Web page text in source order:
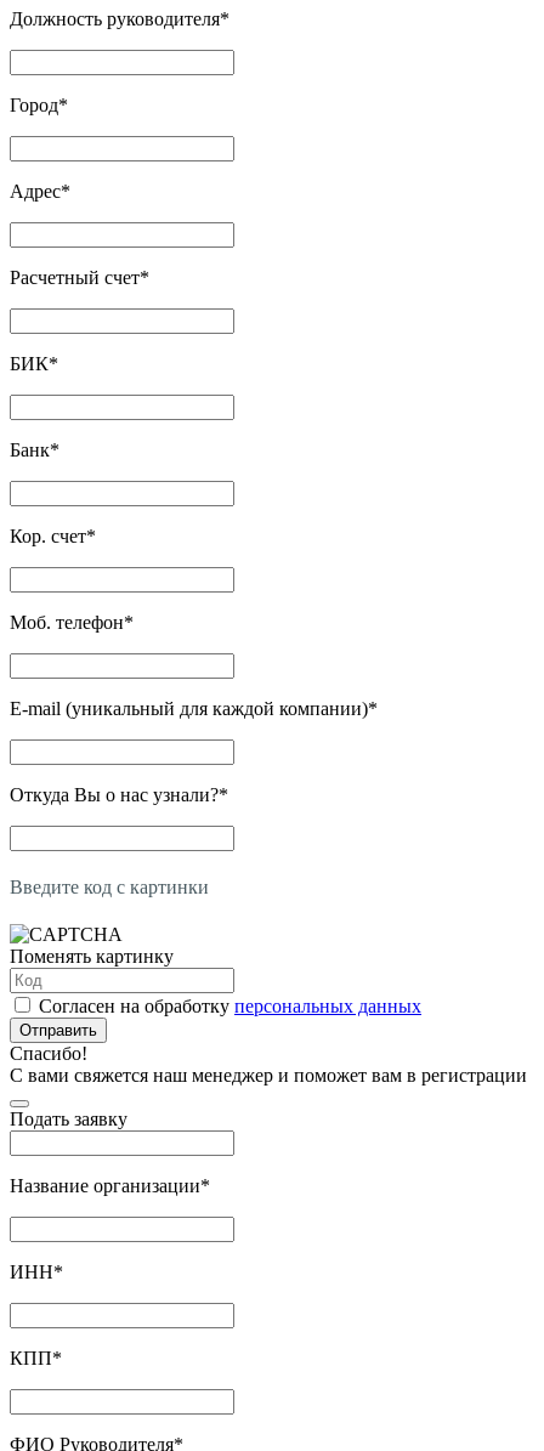
Должность руководителя*
Город*
Адрес*
Расчетный счет*
БИК*
Банк*
Кор. счет*
Моб. телефон*
E-mail (уникальный для каждой компании)*
Откуда Вы о нас узнали?*
Введите код с картинки
Поменять картинку
Согласен на обработку персональных данных
Отправить
Спасибо!
С вами свяжется наш менеджер и поможет вам в регистрации
Подать заявку
Название организации*
ИНН*
КПП*
ФИО Руководителя*